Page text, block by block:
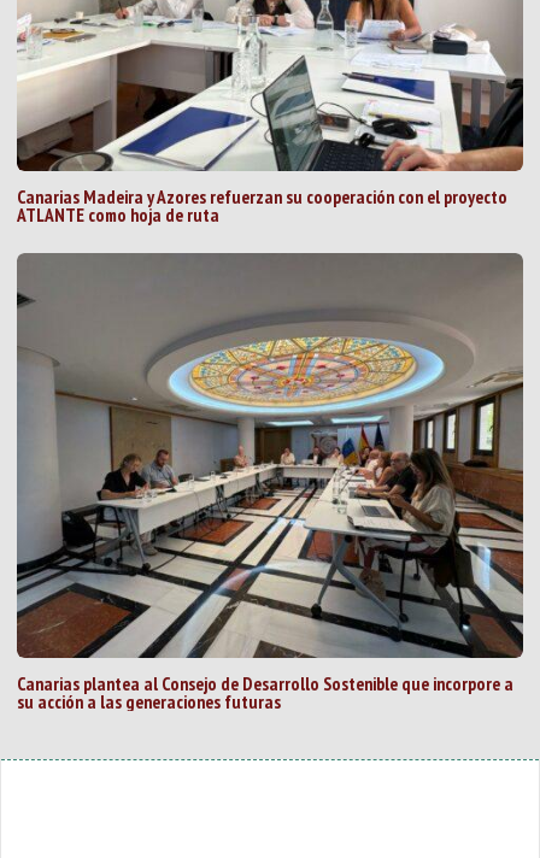
Canarias Madeira y Azores refuerzan su cooperación con el proyecto
ATLANTE como hoja de ruta
Canarias plantea al Consejo de Desarrollo Sostenible que incorpore a
su acción a las generaciones futuras